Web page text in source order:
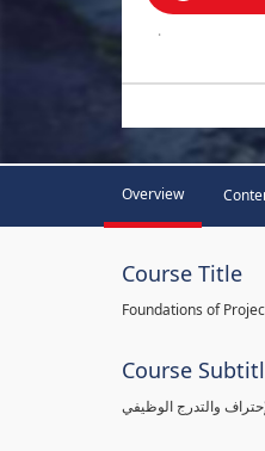
.
Overview
Course Title
Course
والتدرج الوظيفي